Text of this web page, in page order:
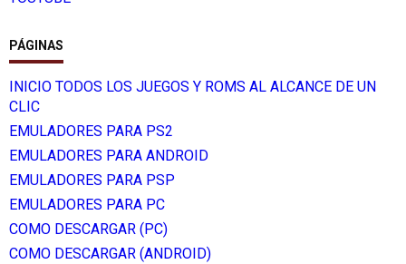
PÁGINAS
INICIO TODOS LOS JUEGOS Y ROMS AL ALCANCE DE UN
CLIC
EMULADORES PARA PS2
EMULADORES PARA ANDROID
EMULADORES PARA PSP
EMULADORES PARA PC
COMO DESCARGAR (PC)
COMO DESCARGAR (ANDROID)